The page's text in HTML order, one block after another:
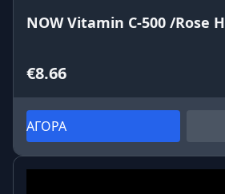
NOW Vitamin C-500 /Rose H
€8.66
ΑΓΟΡΑ